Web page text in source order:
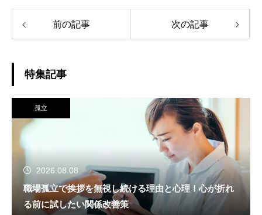
前の記事 次の記事
特集記事
孤立
2026.08.08
職場孤立で挨拶を無視し続ける理由と心理！心が折れ
る前に試したい関係改善策